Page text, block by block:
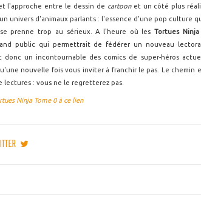
l'approche entre le dessin de cartoon et un côté plus
univers d'animaux parlants : l'essence d'une pop culture
prenne trop au sérieux. A l'heure où les Tortues
public qui permettrait de fédérer un nouveau
donc un incontournable des comics de super-héros
nouvelle fois vous inviter à franchir le pas. Le chemin
lectures : vous ne le regretterez pas.
Ninja Tome 0 à ce lien